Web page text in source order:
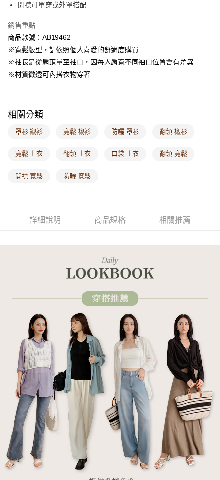
每筆NT$60，滿NT$1,000(含以上)免運費
付款後7-11取貨
每筆NT$60，滿NT$1,000(含以上)免運費
宅配
每筆NT$120，滿NT$1,000(含以上)免運費
海外配送-歐美地區 查看運費
開襟可單穿或外罩搭配
銷售重點
商品款號：AB19462
※寬鬆版型，請依照個人喜愛的舒適度購買
※袖長是從肩頂量至袖口，因每人肩寬不同袖口位置會有差異
※材質微透可內搭衣物穿著
相關分類
罩衫 襯衫 寬鬆 襯衫 防曬 罩衫 翻領 襯衫
寬鬆 上衣 翻領 上衣 口袋 上衣 翻領 寬鬆
開襟 寬鬆 防曬 寬鬆
詳細說明 商品規格 相關推薦